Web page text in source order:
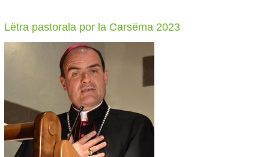
Lëtra pastorala por la Carsëma 2023